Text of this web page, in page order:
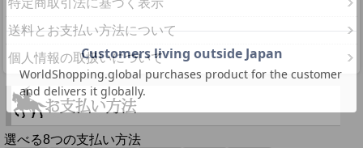
送料とお支払い方法について
個人情報の取扱いについて
選べる8つの支払い方法